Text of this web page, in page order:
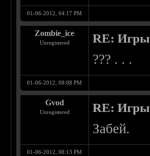
01-06-2012, 04:17 PM
Zombie_ice
Unregistered RE: Игры
??? . . .
01-06-2012, 08:08 PM
Gvod
Unregistered RE: Игры
Забей.
01-06-2012, 08:13 PM